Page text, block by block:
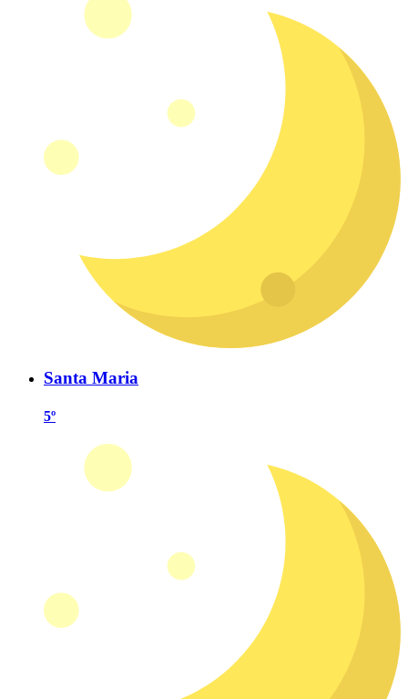
Santa Maria
5º